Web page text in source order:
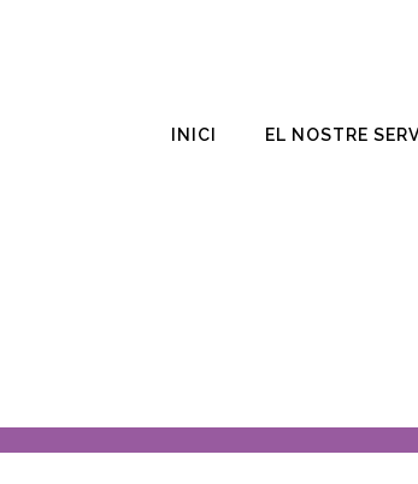
INICI EL NOSTRE